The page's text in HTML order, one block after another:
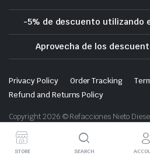
-5% de descuento utilizando
Aprovecha de los
Privacy Policy Order Tracking
Refund and Returns Policy
Copyright 2026 © Refacciones Nieto
STORE SEARCH